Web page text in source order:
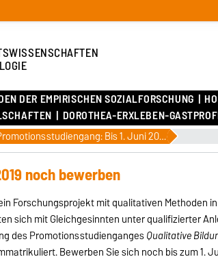
DER EMPIRISCHEN SOZIALFORSCHUNG
DOROTHEA-ERXLEBEN-
Promotionsstudiengang: Bis 1. Juni 2019 noch bewerben
noch bewerben
Forschungsprojekt mit qualitativen Methoden in
sich mit Gleichgesinnten unter qualifizierter
des PromotionsstudiengangesQualitative
Bewerben Sie sich noch bis zum 1.